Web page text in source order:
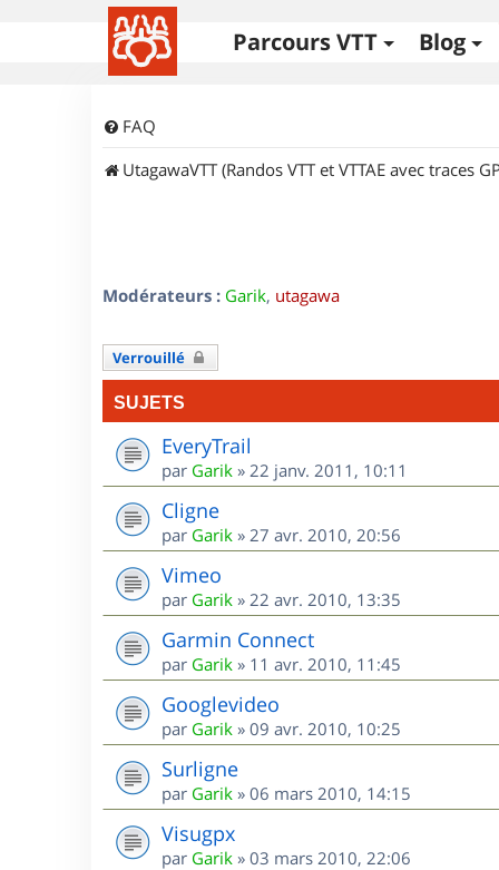
Parcours VTT Blog
FAQ
UtagawaVTT (Randos VTT et VTTAE avec traces
Modérateurs : Garik, utagawa
Verrouillé
SUJETS
EveryTrail
par Garik » 22 janv. 2011, 10:11
Cligne
par Garik » 27 avr. 2010, 20:56
Vimeo
par Garik » 22 avr. 2010, 13:35
Garmin Connect
par Garik » 11 avr. 2010, 11:45
Googlevideo
par Garik » 09 avr. 2010, 10:25
Surligne
par Garik » 06 mars 2010, 14:15
Visugpx
par Garik » 03 mars 2010, 22:06